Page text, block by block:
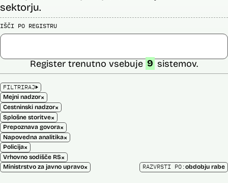
sektorju.
IŠČI PO REGISTRU
FILTRIRAJ
Mejni nadzor×
Cestninski nadzor×
Splošne storitve×
Prepoznava govora×
Napovedna analitika×
Policija×
Vrhovno sodišče RS×
Ministrstvo za javno upravo×
Register trenutno vsebuje 9 sistemov.
RAZVRSTI PO:obdobju rabe